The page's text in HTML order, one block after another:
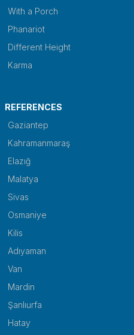
With a Porch
Phanariot
Different Height
Karma
REFERENCES
Gaziantep
Kahramanmaraş
Elazığ
Malatya
Sivas
Osmaniye
Kilis
Adıyaman
Van
Mardin
Şanlıurfa
Hatay